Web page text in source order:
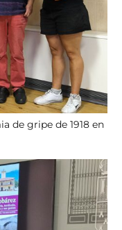
de gripe de 1918 en